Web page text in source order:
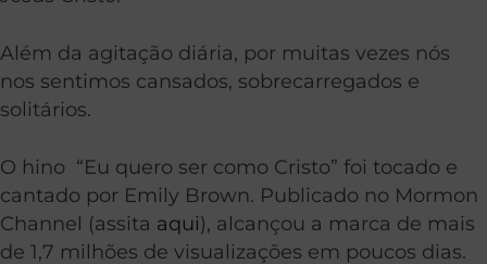
Além da agitação diária, por muitas vezes nós
nos sentimos cansados, sobrecarregados e
solitários.
O hino “Eu quero ser como Cristo” foi tocado e
cantado por Emily Brown. Publicado no Mormon
Channel (assita aqui), alcançou a marca de mais
de 1,7 milhões de visualizações em poucos dias.